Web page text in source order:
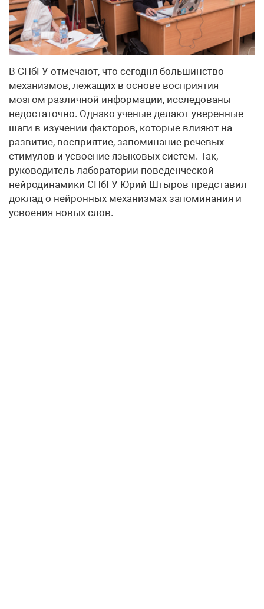
В СПбГУ отмечают, что сегодня большинство
механизмов, лежащих в основе восприятия
мозгом различной информации, исследованы
недостаточно. Однако ученые делают уверенные
шаги в изучении факторов, которые влияют на
развитие, восприятие, запоминание речевых
стимулов и усвоение языковых систем. Так,
руководитель лаборатории поведенческой
нейродинамики СПбГУ Юрий Штыров представил
доклад о нейронных механизмах запоминания и
усвоения новых слов.